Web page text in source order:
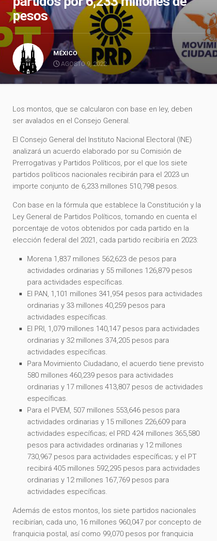
pesos
MÉXICO
AGOSTO 9, 2022
Los montos, que se calcularon con base en ley, deben
ser avalados en el Consejo General.
El Consejo General del Instituto Nacional Electoral (INE)
analizará un acuerdo elaborado por su Comisión de
Prerrogativas y Partidos Políticos, por el que los siete
partidos políticos nacionales recibirán para el 2023 un
importe conjunto de 6,233 millones 510,798 pesos.
Con base en la fórmula que establece la Constitución y la
Ley General de Partidos Políticos, tomando en cuenta el
porcentaje de votos obtenidos por cada partido en la
elección federal del 2021, cada partido recibiría en 2023:
Morena 1,837 millones 562,623 de pesos para
actividades ordinarias y 55 millones 126,879 pesos
para actividades específicas.
El PAN, 1,101 millones 341,954 pesos para actividades
ordinarias y 33 millones 40,259 pesos para
actividades específicas.
El PRI, 1,079 millones 140,147 pesos para actividades
ordinarias y 32 millones 374,205 pesos para
actividades específicas.
Para Movimiento Ciudadano, el acuerdo tiene previsto
580 millones 460,239 pesos para actividades
ordinarias y 17 millones 413,807 pesos de actividades
específicas.
Para el PVEM, 507 millones 553,646 pesos para
actividades ordinarias y 15 millones 226,609 para
actividades específicas; el PRD 424 millones 365,580
pesos para actividades ordinarias y 12 millones
730,967 pesos para actividades específicas; y el PT
recibirá 405 millones 592,295 pesos para actividades
ordinarias y 12 millones 167,769 pesos para
actividades específicas.
Además de estos montos, los siete partidos nacionales
recibirían, cada uno, 16 millones 960,047 por concepto de
franquicia postal, así como 99,070 pesos por franquicia